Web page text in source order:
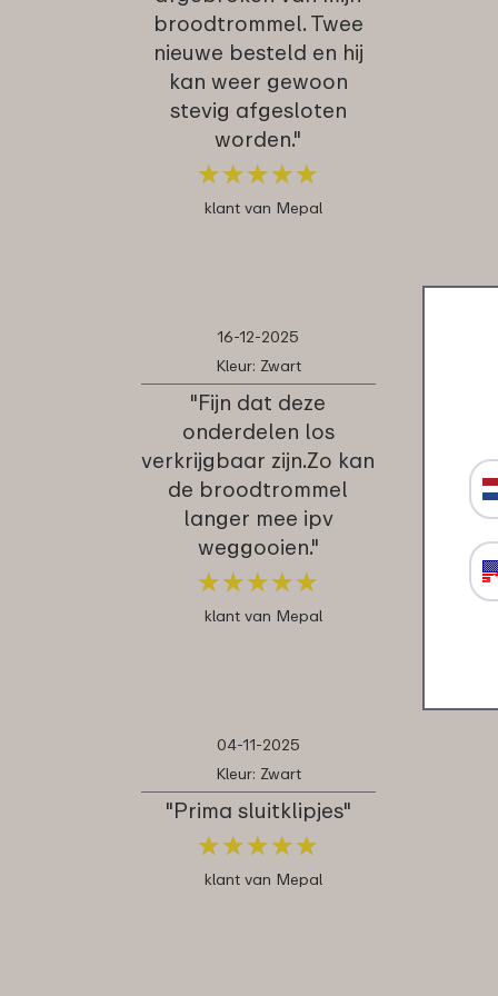
broodtrommel. Twee
nieuwe besteld en hij
kan weer gewoon
stevig afgesloten
worden."
★★★★★
★★★★★
klant van Mepal
16-12-2025
Kleur: Zwart
"Fijn dat deze
onderdelen los
verkrijgbaar zijn.Zo kan
de broodtrommel
langer mee ipv
weggooien."
★★★★★
★★★★★
klant van Mepal
04-11-2025
Kleur: Zwart
"Prima sluitklipjes"
★★★★★
★★★★★
klant van Mepal